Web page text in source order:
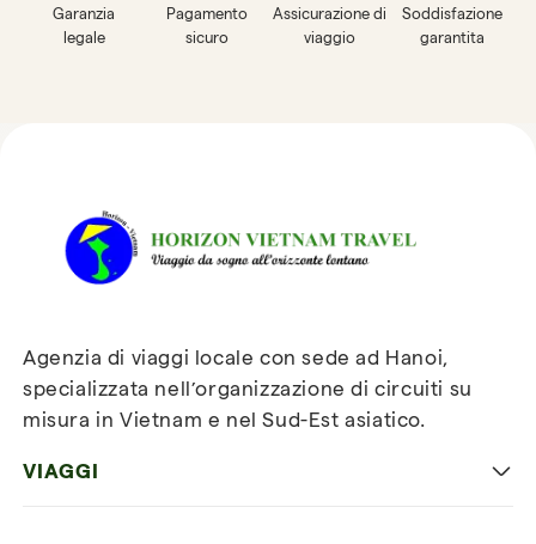
Garanzia
legale
Pagamento
sicuro
Assicurazione di
viaggio
Soddisfazione
garantita
Vietnam Travel
Agenzia di viaggi locale con sede ad Hanoi,
specializzata nell’organizzazione di circuiti su
misura in Vietnam e nel Sud-Est asiatico.
VIAGGI